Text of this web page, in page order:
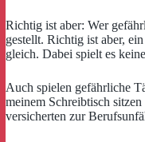
Richtig ist aber: Wer
gestellt. Richtig ist aber,
gleich. Dabei spielt es
Auch spielen gefährliche
meinem Schreibtisch
versicherten zur